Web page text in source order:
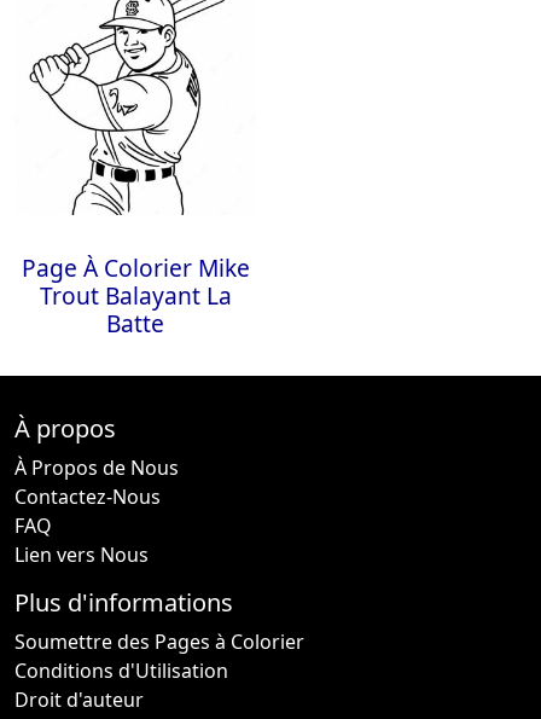
Page À Colorier Mike
Trout Balayant La
Batte
À propos
À Propos de Nous
Contactez-Nous
FAQ
Lien vers Nous
Plus d'informations
Soumettre des Pages à Colorier
Conditions d'Utilisation
Droit d'auteur